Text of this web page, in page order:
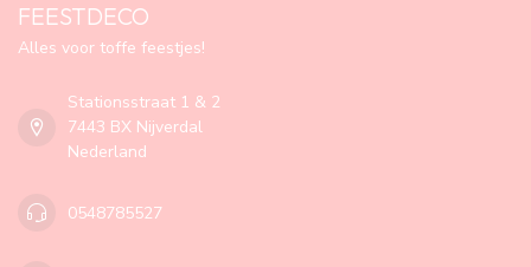
FEESTDECO
Alles voor toffe feestjes!
Stationsstraat 1 & 2
7443 BX Nijverdal
Nederland
0548785527